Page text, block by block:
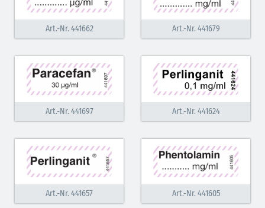
Art.-Nr. 441662 Art.-Nr. 441679
Art.-Nr. 441697 Art.-Nr. 441624
Art.-Nr. 441657 Art.-Nr. 441605